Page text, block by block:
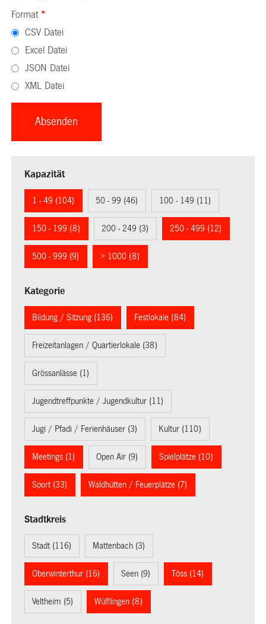
Format *
CSV Datei
Excel Datei
JSON Datei
XML Datei
Kapazität
1 - 49 (104) 50 - 99 (46) 100 - 149 (11)
150 - 199 (8) 200 - 249 (3) 250 - 499 (12)
500 - 999 (9) > 1000 (8)
Kategorie
Bildung / Sitzung (136) Festlokale (84)
Freizeitanlagen / Quartierlokale (38)
Grössanlässe (1)
Jugendtreffpunkte / Jugendkultur (11)
Jugi / Pfadi / Ferienhäuser (3) Kultur (110)
Meetings (1) Open Air (9) Spielplätze (10)
Sport (33) Waldhütten / Feuerplätze (7)
Stadtkreis
Stadt (116) Mattenbach (3)
Oberwinterthur (16) Seen (9) Töss (14)
Veltheim (5) Wülflingen (8)